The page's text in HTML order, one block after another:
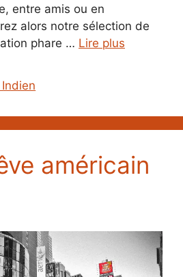
entre amis ou en
alors notre sélection de
phare … Lire plus
américain